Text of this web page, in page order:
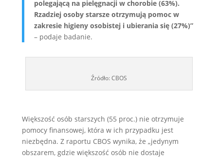
polegającą na pielęgnacji w chorobie (63%).
Rzadziej osoby starsze otrzymują pomoc w
zakresie higieny osobistej i ubierania się (27%)”
– podaje badanie.
Źródło: CBOS
Większość osób starszych (55 proc.) nie otrzymuje
pomocy finansowej, która w ich przypadku jest
niezbędna. Z raportu CBOS wynika, że „jedynym
obszarem, gdzie większość osób nie dostaje